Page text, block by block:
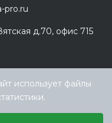
pro.ru
д.70, офис 715
использует файлы